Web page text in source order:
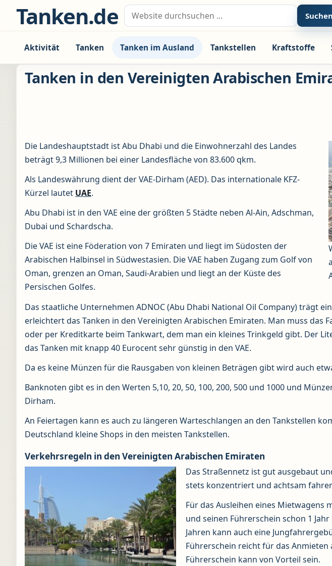
Zum Inhalt springen
Tanken.de Suche nach: Suchen
Aktivität Tanken Tanken im Ausland Tankstellen Kraftstoffe
Tanken in den Vereinigten Arabischen
Die Landeshauptstadt ist Abu Dhabi und die Einwohnerzahl des Landes
beträgt 9,3 Millionen bei einer Landesfläche von 83.600 qkm.
Als Landeswährung dient der VAE-Dirham (AED). Das internationale KFZ-
Kürzel lautet UAE.
Abu Dhabi ist in den VAE eine der größten 5 Städte neben Al-Ain, Adschman,
Dubai und Schardscha.
Die VAE ist eine Föderation von 7 Emiraten und liegt im Südosten der
Arabischen Halbinsel in Südwestasien. Die VAE haben Zugang zum Golf von
Oman, grenzen an Oman, Saudi-Arabien und liegt an der Küste des
Persischen Golfes.
Das staatliche Unternehmen ADNOC (Abu Dhabi National Oil Company) trägt
erleichtert das Tanken in den Vereinigten Arabischen Emiraten. Man muss das
oder per Kreditkarte beim Tankwart, dem man ein kleines Trinkgeld gibt. Der
das Tanken mit knapp 40 Eurocent sehr günstig in den VAE.
Da es keine Münzen für die Rausgaben von kleinen Beträgen gibt wird auch
Banknoten gibt es in den Werten 5,10, 20, 50, 100, 200, 500 und 1000 und
Dirham.
An Feiertagen kann es auch zu längeren Warteschlangen an den Tankstellen
Deutschland kleine Shops in den meisten Tankstellen.
Verkehrsregeln in den Vereinigten Arabischen Emiraten
Das Straßennetz ist gut ausgebaut
stets konzentriert und achtsam
Für das Ausleihen eines Mietwagens
und seinen Führerschein schon 1
Jahren kann auch eine
Führerschein reicht für das
Führerschein kann von Vorteil sein.